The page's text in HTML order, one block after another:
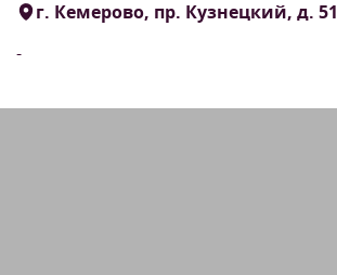
г. Кемерово, пр. Кузнецкий, д. 51
-